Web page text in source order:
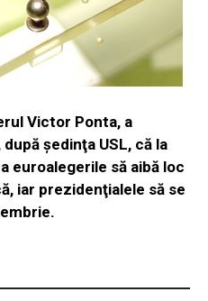
Victor Ponta, a
şedinţa USL, că la
euroalegerile să aibă loc
iar prezidenţialele să se